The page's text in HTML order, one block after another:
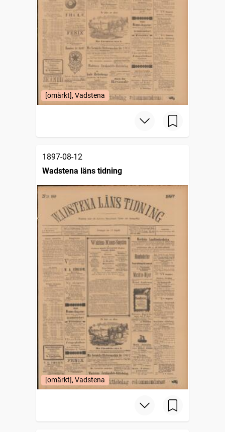
[omärkt], Vadstena
1897-08-12
Wadstena läns tidning
[omärkt], Vadstena